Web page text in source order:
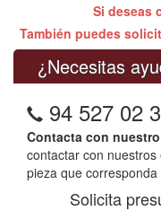
Si deseas
También puedes
¿Necesitas
94 527 02
Contacta con
contactar con
pieza que
Solicita